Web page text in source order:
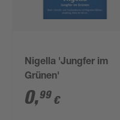
Nigella 'Jungfer im
Grünen'
0,99 €